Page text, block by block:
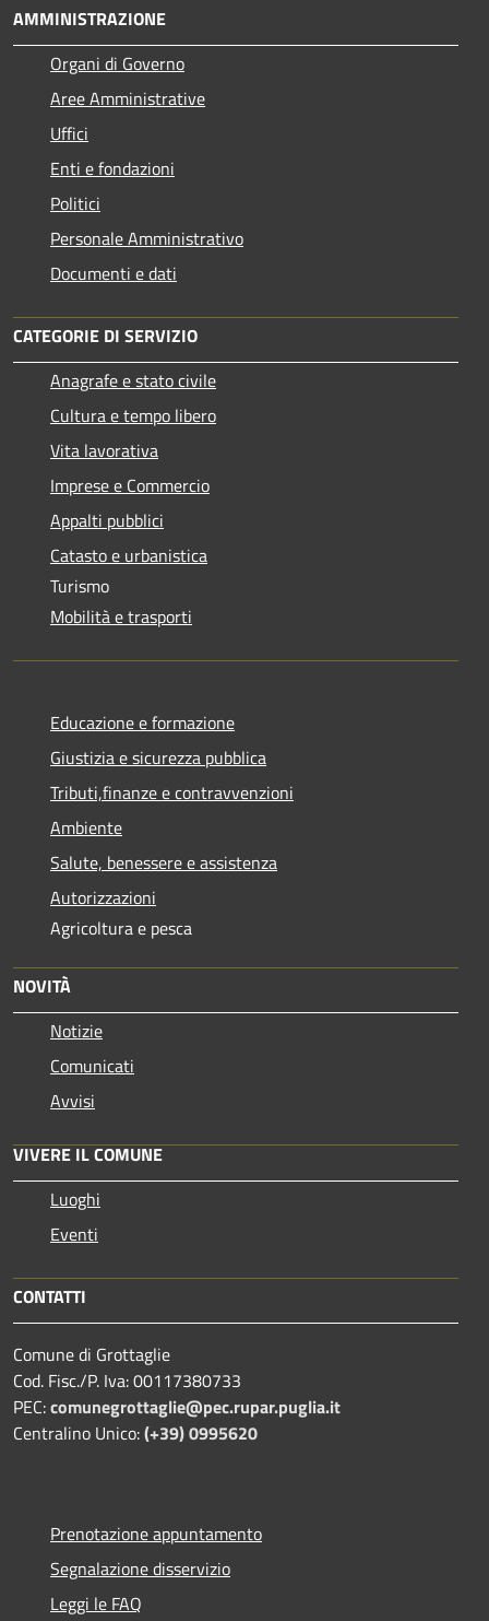
AMMINISTRAZIONE
Organi di Governo
Aree Amministrative
Uffici
Enti e fondazioni
Politici
Personale Amministrativo
Documenti e dati
CATEGORIE DI SERVIZIO
Anagrafe e stato civile
Cultura e tempo libero
Vita lavorativa
Imprese e Commercio
Appalti pubblici
Catasto e urbanistica
Turismo
Mobilità e trasporti
Educazione e formazione
Giustizia e sicurezza pubblica
Tributi,finanze e contravvenzioni
Ambiente
Salute, benessere e assistenza
Autorizzazioni
Agricoltura e pesca
NOVITÀ
Notizie
Comunicati
Avvisi
VIVERE IL COMUNE
Luoghi
Eventi
CONTATTI
Comune di Grottaglie
Cod. Fisc./P. Iva: 00117380733
PEC:comunegrottaglie@pec.rupar.puglia.it
Centralino Unico:(+39) 0995620
Prenotazione appuntamento
Segnalazione disservizio
Leggi le FAQ